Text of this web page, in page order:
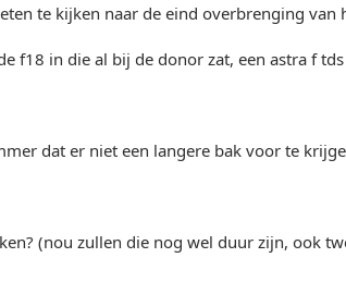
te kijken naar de eind overbrenging van
f18 in die al bij de donor zat, een astra f tds
dat er niet een langere bak voor te
(nou zullen die nog wel duur zijn, ook